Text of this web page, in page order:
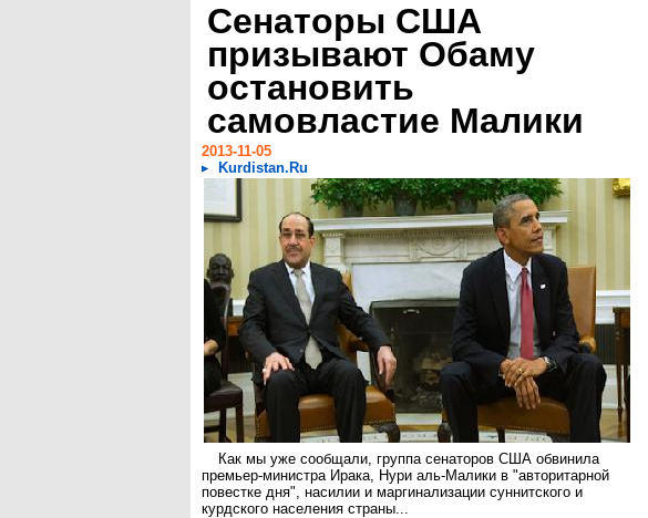
Сенаторы США
призывают Обаму
остановить
самовластие Малики
2013-11-05
Kurdistan.Ru
Как мы уже сообщали, группа сенаторов США обвинила
премьер-министра Ирака, Нури аль-Малики в "авторитарной
повестке дня", насилии и маргинализации суннитского и
курдского населения страны...